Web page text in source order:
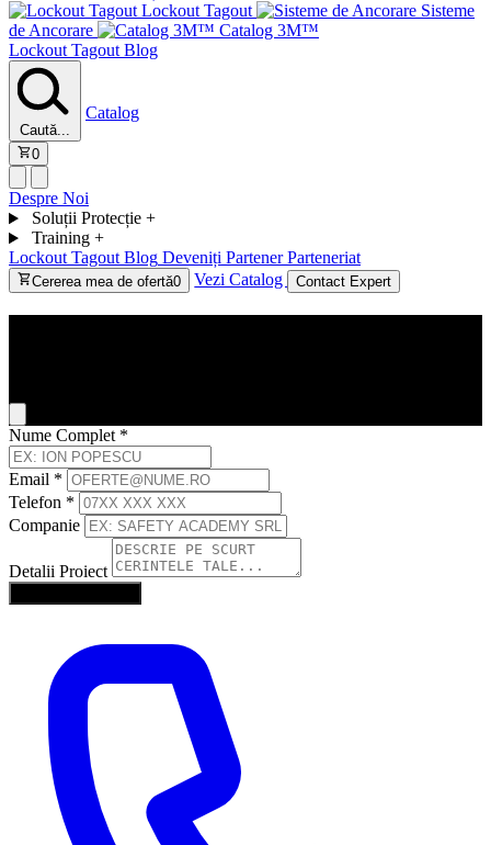
Lockout Tagout
Sisteme
de Ancorare
Catalog 3M™
Lockout Tagout Blog
Caută...
Catalog
0
Despre Noi
Soluții Protecție +
Training +
Lockout Tagout Blog Deveniți Partener Parteneriat
Cererea mea de ofertă0 Vezi Catalog Contact Expert
Nume Complet *
Email *
Telefon *
Companie
Detalii Proiect